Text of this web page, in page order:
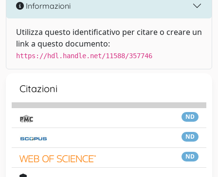
Informazioni
Utilizza questo identificativo per citare o creare un
link a questo documento:
https://hdl.handle.net/11588/357746
Citazioni
ND
ND
ND